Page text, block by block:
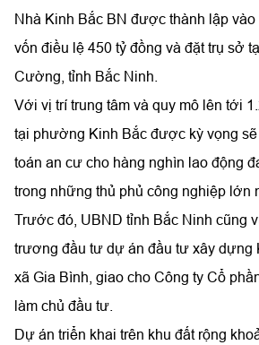
Nhà Kinh Bắc BN được thành lập vào
vốn điều lệ 450 tỷ đồng và đặt trụ sở
Cường, tỉnh Bắc Ninh.
Với vị trí trung tâm và quy mô lên tới
tại phường Kinh Bắc được kỳ vọng
toán an cư cho hàng nghìn lao động
trong những thủ phủ công nghiệp lớn
Trước đó, UBND tỉnh Bắc Ninh cũng
trương đầu tư dự án đầu tư xây dựng
xã Gia Bình, giao cho Công ty Cổ
làm chủ đầu tư.
Dự án triển khai trên khu đất rộng